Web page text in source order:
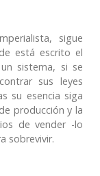
sigue
está escrito el
sistema, si se
sus leyes
su esencia siga
producción y la
de vender -lo
sobrevivir.